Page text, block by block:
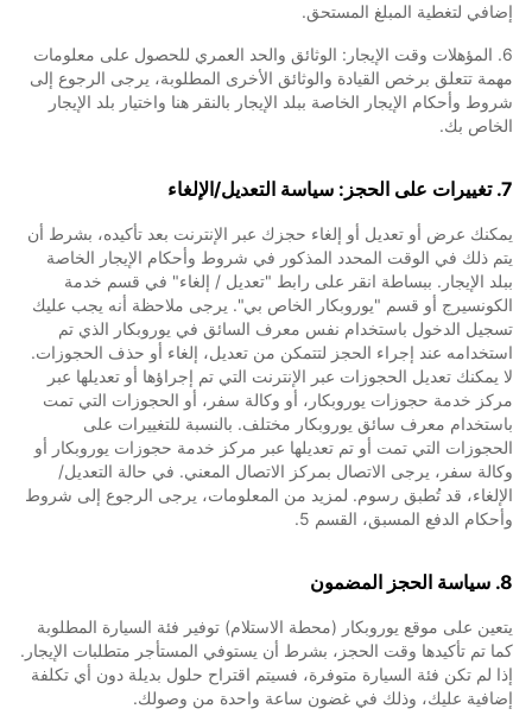
إضافي لتغطية المبلغ المستحق.
6. المؤهلات وقت الإيجار: الوثائق والحد العمري للحصول على معلومات
مهمة تتعلق برخص القيادة والوثائق الأخرى المطلوبة، يرجى الرجوع إلى
شروط وأحكام الإيجار الخاصة ببلد الإيجار بالنقر هنا واختيار بلد الإيجار
الخاص بك.
7. تغييرات على الحجز: سياسة التعديل/الإلغاء
يمكنك عرض أو تعديل أو إلغاء حجزك عبر الإنترنت بعد تأكيده، بشرط أن
يتم ذلك في الوقت المحدد المذكور في شروط وأحكام الإيجار الخاصة
ببلد الإيجار. ببساطة انقر على رابط "تعديل / إلغاء" في قسم خدمة
الكونسيرج أو قسم "يوروبكار الخاص بي". يرجى ملاحظة أنه يجب عليك
تسجيل الدخول باستخدام نفس معرف السائق في يوروبكار الذي تم
استخدامه عند إجراء الحجز لتتمكن من تعديل، إلغاء أو حذف الحجوزات.
لا يمكنك تعديل الحجوزات عبر الإنترنت التي تم إجراؤها أو تعديلها عبر
مركز خدمة حجوزات يوروبكار، أو وكالة سفر، أو الحجوزات التي تمت
باستخدام معرف سائق يوروبكار مختلف. بالنسبة للتغييرات على
الحجوزات التي تمت أو تم تعديلها عبر مركز خدمة حجوزات يوروبكار أو
وكالة سفر، يرجى الاتصال بمركز الاتصال المعني. في حالة التعديل/
الإلغاء، قد تُطبق رسوم. لمزيد من المعلومات، يرجى الرجوع إلى شروط
وأحكام الدفع المسبق، القسم 5.
8. سياسة الحجز المضمون
يتعين على موقع يوروبكار (محطة الاستلام) توفير فئة السيارة المطلوبة
كما تم تأكيدها وقت الحجز، بشرط أن يستوفي المستأجر متطلبات الإيجار.
إذا لم تكن فئة السيارة متوفرة، فسيتم اقتراح حلول بديلة دون أي تكلفة
إضافية عليك، وذلك في غضون ساعة واحدة من وصولك.